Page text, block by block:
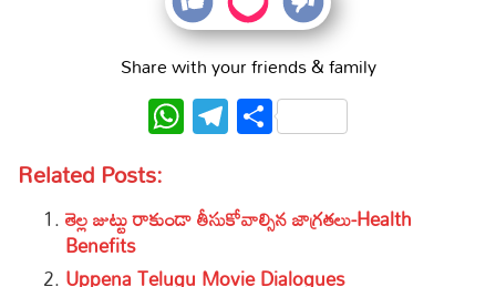
Share with your friends & family
WhatsApp
Telegram
Share
Related Posts:
తెల్ల జుట్టు రాకుండా తీసుకోవాల్సిన జాగ్రతలు-Health
Benefits
Uppena Telugu Movie Dialogues